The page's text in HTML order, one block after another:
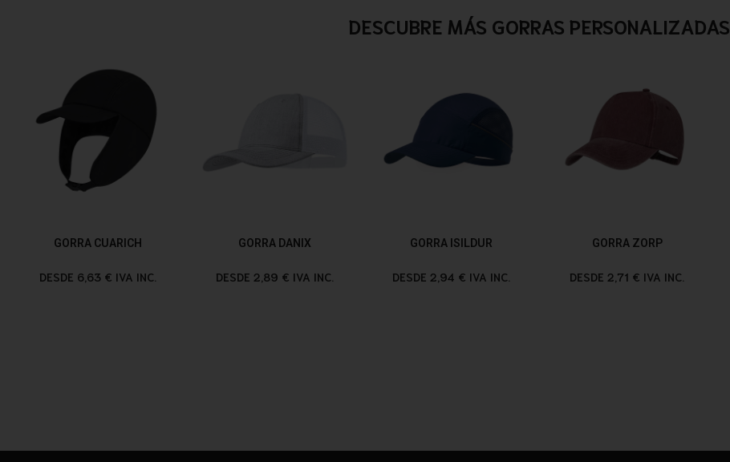
DESCUBRE MÁS GORRAS PERSONALIZADAS
GORRA CUARICH
DESDE 6,63 € IVA INC.
GORRA DANIX
DESDE 2,89 € IVA INC.
GORRA ISILDUR
DESDE 2,94 € IVA INC.
GORRA ZORP
DESDE 2,71 € IVA INC.